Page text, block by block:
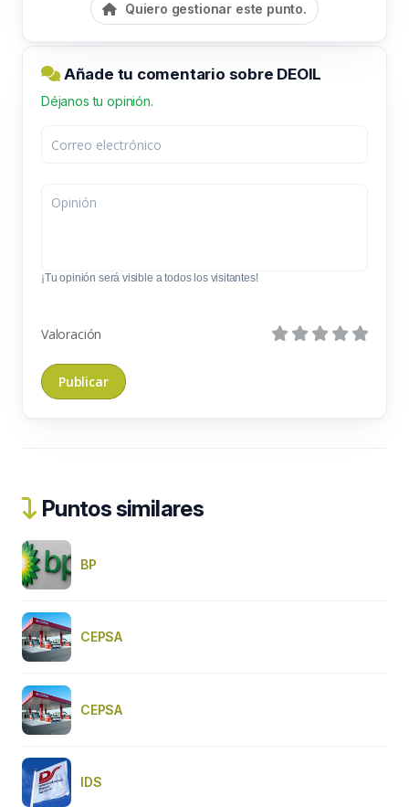
Quiero gestionar este punto.
Añade tu comentario sobre DEOIL
Déjanos tu opinión.
¡Tu opinión será visible a todos los visitantes!
Valoración
Puntos similares
BP
CEPSA
CEPSA
IDS